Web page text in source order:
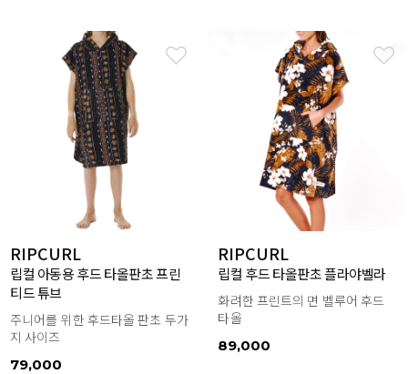
RIPCURL
립컬 아동용 후드 타올판초 프린
티드 튜브
주니어를 위한 후드타올 판초 두가
지 사이즈
79,000
RIPCURL
립컬 후드 타올판초 플라야벨라
화려한 프린트의 면 벨루어 후드
타올
89,000